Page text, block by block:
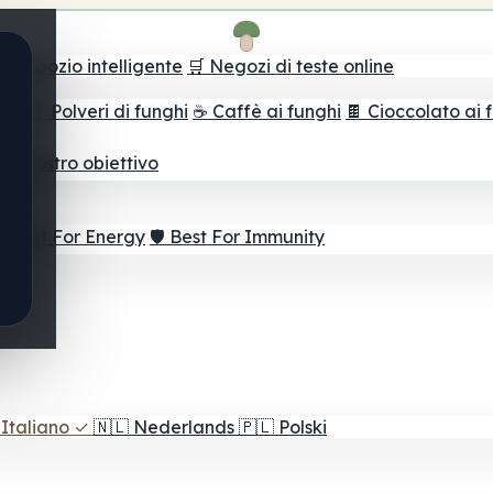
il negozio intelligente 🛒 Negozi di teste online
🫙 Polveri di funghi ☕ Caffè ai funghi 🍫 Cioccolato ai
il vostro obiettivo
⚡ Best For Energy 🛡️ Best For Immunity
Italiano ✓ 🇳🇱 Nederlands 🇵🇱 Polski